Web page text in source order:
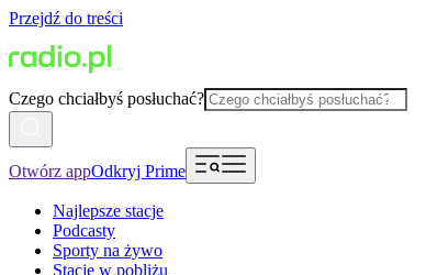
Przejdź do treści
Czego chciałbyś posłuchać?
Otwórz appOdkryj Prime
Najlepsze stacje
Podcasty
Sporty na żywo
Stacje w pobliżu